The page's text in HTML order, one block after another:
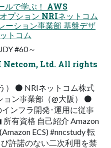
ルで学ぶ！ AWS
プション NRIネットコム
ーション事業部 基盤デザ
トコム
#60～
Netcom, Ltd. All rights
） ⚫ NRIネットコム株式
ン事業部（@大阪） ⚫
ンフラ開発･運用に従事
有資格 自己紹介 Amazon
ECS) #nncstudy 転
許諾のない二次利用を禁